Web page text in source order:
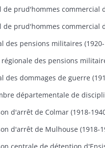
d'arrêt de Colmar (1918-
d'arrêt de Mulhouse (1918-